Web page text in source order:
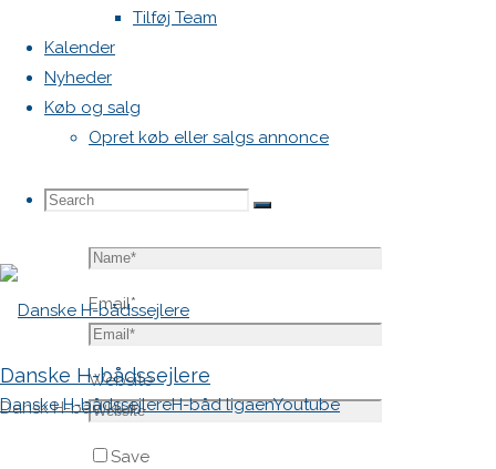
Tilføj Team
Kalender
Nyheder
Køb og salg
Opret køb eller salgs annonce
Search
Search
Search
Danske H-bådssejlere
Dansk H-båd klub
Danske H-bådssejlereH-båd ligaenYoutube
Comment
Email*
Website
Save